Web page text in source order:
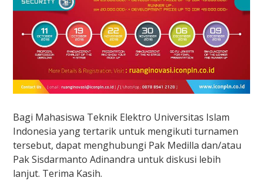
Bagi Mahasiswa Teknik Elektro Universitas Islam
Indonesia yang tertarik untuk mengikuti turnamen
tersebut, dapat menghubungi Pak Medilla dan/atau
Pak Sisdarmanto Adinandra untuk diskusi lebih
lanjut. Terima Kasih.